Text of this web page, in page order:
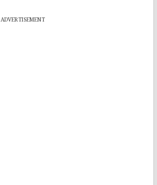
ADVERTISEMENT